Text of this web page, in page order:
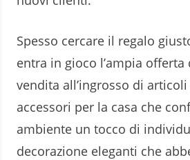
Spesso cercare il regalo
entra in gioco l’ampia offerta
vendita all’ingrosso di
accessori per la casa che
ambiente un tocco di
decorazione eleganti che